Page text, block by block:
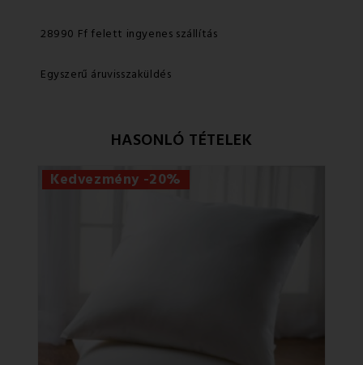
28990 Ff felett ingyenes szállítás
Egyszerű áruvisszaküldés
HASONLÓ TÉTELEK
Kedvezmény -20%